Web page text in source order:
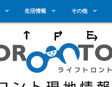
生活情報 その他